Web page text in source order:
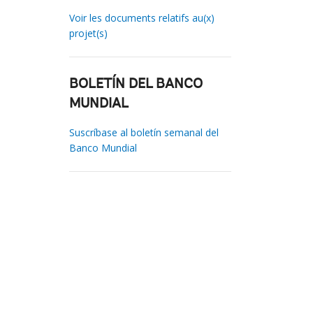
Voir les documents relatifs au(x)
projet(s)
BOLETÍN DEL BANCO
MUNDIAL
Suscríbase al boletín semanal del
Banco Mundial